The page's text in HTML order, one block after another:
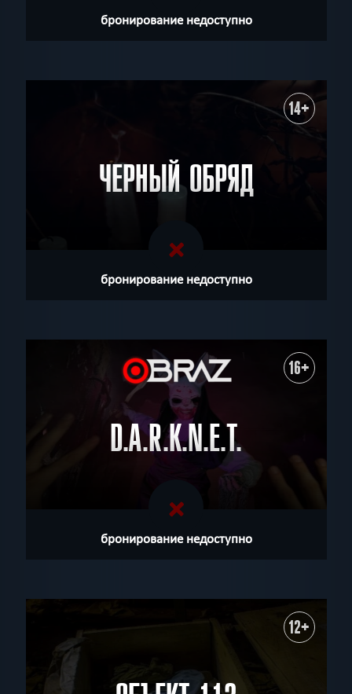
бронирование недоступно
14+
ЧЕРНЫЙ ОБРЯД
бронирование недоступно
16+
D.A.R.K.N.E.T.
бронирование недоступно
12+